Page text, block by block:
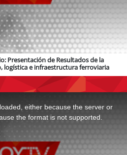
Presentación de Resultados de la
logística e infraestructura ferroviaria
either because the server or
the format is not supported.